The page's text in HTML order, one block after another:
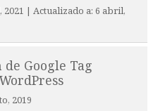
2021 | Actualizado a:6 abril,
Google Tag
2019